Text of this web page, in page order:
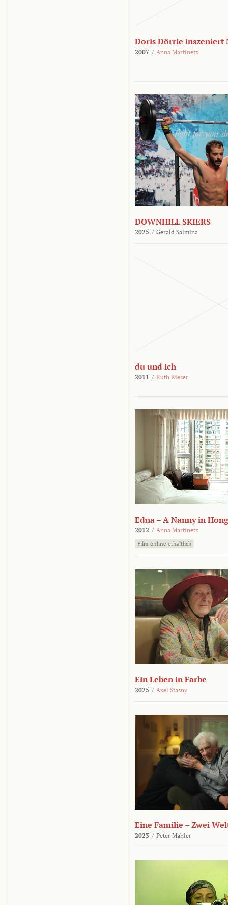
Doris Dörrie inszeniert
2007 / Anna Martinetz
DOWNHILL SKIERS
2025 / Gerald Salmina
du und ich
2011 / Ruth Rieser
Edna – A Nanny in
2012 / Anna Martinetz
Film online erhältlich
Ein Leben in Farbe
2025 / Axel Stasny
Eine Familie – Zwei
2023 / Peter Mahler